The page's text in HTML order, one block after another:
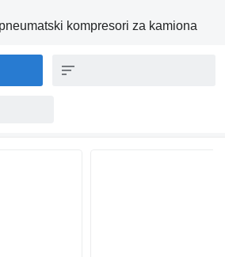
kompresori za kamiona